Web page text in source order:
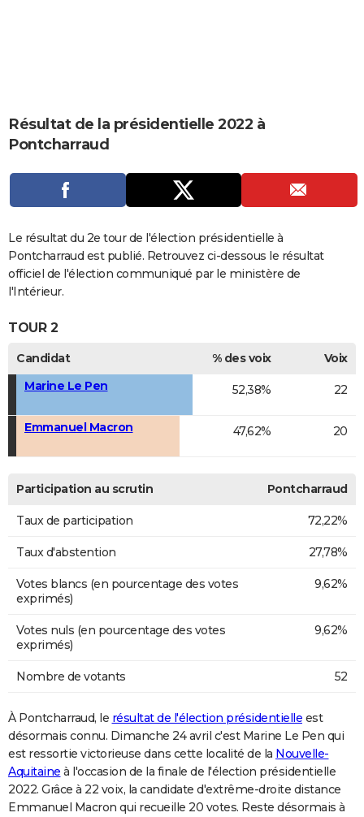
CARTE DE VOEUX
Carte de Noël
Carte Bonne année
Carte Saint-Valentin
Carte Pâques
Carte d'anniversaire
DICTIONNAIRE
Dictionnaire
Biographies
Expressions
Proverbes
PROGRAMME TV
S'inscrire
Se connecter
Lycées
Collèges
Primaires
Universités
Entreprises
Service militaire
Avis de recherche
AVIS DE DÉCÈS
Résultat de la présidentielle 2022 à
Pontcharraud
Le résultat du 2e tour de l'élection présidentielle à
Pontcharraud est publié. Retrouvez ci-dessous le résultat
officiel de l'élection communiqué par le ministère de
l'Intérieur.
TOUR 2
Candidat % des voix
Voix
Marine Le Pen
52,38% 22
Emmanuel Macron 47,62% 20
Participation au scrutin Pontcharraud
Taux de participation 72,22%
Taux d'abstention 27,78%
Votes blancs (en pourcentage des votes
exprimés)
9,62%
Votes nuls (en pourcentage des votes
exprimés)
9,62%
Nombre de votants 52
À Pontcharraud, le résultat de l'élection présidentielle est
désormais connu. Dimanche 24 avril c'est Marine Le Pen qui
est ressortie victorieuse dans cette localité de la Nouvelle-
Aquitaine à l'occasion de la finale de l'élection présidentielle
2022. Grâce à 22 voix, la candidate d'extrême-droite distance
Emmanuel Macron qui recueille 20 votes. Reste désormais à